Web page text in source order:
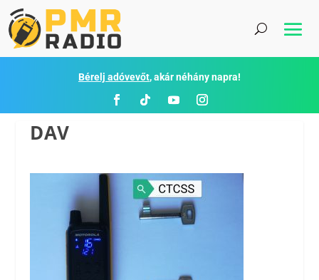
Bérelj adóvevőt, akár néhány napra!
DAV